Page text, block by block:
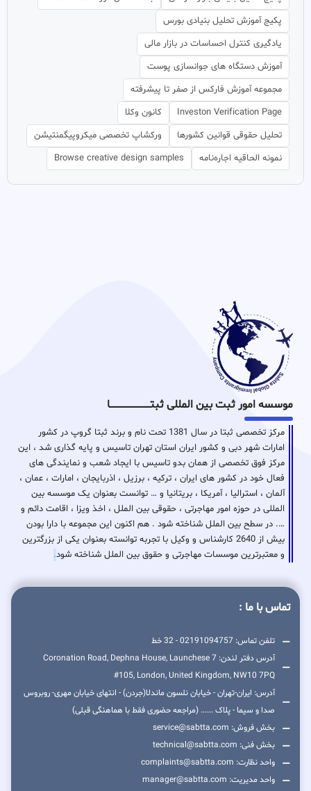
پکیج آموزش تحلیل بنیادی بورس
یادگیری کنترل احساسات در بازار مالی
آموزش دستگاه های جوانسازی پوست
مجموعه آموزش فارکس از صفر تا پیشرفته
Investon Verification Page
کانون وکلا
تحلیل حقوقی قوانین کشورها
ورکشاپ تخصصی میکروپیگمنتیشن
نمونه الحاقیه اجاره‌نامه
Browse creative design samples
موسسه امور ثبت بین المللی ثبتـــــــــــــــــــــــــــــا
مرکز تخصصی ثبتا در سال 1381 تحت نام و برند ثبتا گروپ در کشور
امارات شهر دبی و کشور ایران استان تهران تاسیس و پایه گذاری شد ، این
مرکز فوق تخصصی از همان بدو تاسیس با ایجاد شعب و نمایندگی های
فعال خود در کشور های ایران ، ترکیه ، برزیل ، اذربایجان ، امارات ، عمان ،
آلمان ، استرالیا ، آمریکا ، بریتانیا و … توانست بعنوان یک موسسه بین
المللی در حوزه امور مهاجرتی ، حقوقی بین الملل ، اخذ ویزا ، اقامت دائم و
…. در سطح بین الملل شناخته شود . هم اکنون این مجموعه با دارا بودن
بیش از 2640 کارشناس و وکیل با تجربه توانسته بعنوان یکی از بزرگترین
و معتبرترین موسسات مهاجرتی و حقوق بین الملل شناخته شود.
تماس با ما :
تلفن تماس: 02191094757 - 32 خط
آدرس دفتر لندن: 7 Coronation Road, Dephna House, Launchese
#105, London, United Kingdom, NW10 7PQ
آدرس: ایران-تهران - خیابان نلسون ماندلا(جردن) - انتهای خیابان مهری- روبروس
صدا و سیما - پلاک ...... (مراجعه حضوری فقط با هماهنگی قبلی)
بخش فروش: service@sabtta.com
بخش فنی: technical@sabtta.com
واحد نظارت: complaints@sabtta.com
واحد مدیریت: manager@sabtta.com